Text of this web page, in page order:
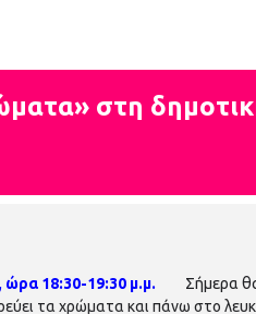
στη
18:30-19:30 μ.μ. Σήμερα
τα χρώματα και πάνω στο